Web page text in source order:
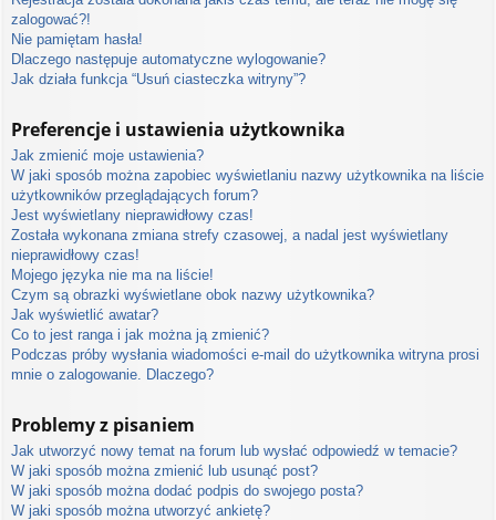
zalogować?!
Nie pamiętam hasła!
Dlaczego następuje automatyczne wylogowanie?
Jak działa funkcja “Usuń ciasteczka witryny”?
Preferencje i ustawienia użytkownika
Jak zmienić moje ustawienia?
W jaki sposób można zapobiec wyświetlaniu nazwy użytkownika na liście
użytkowników przeglądających forum?
Jest wyświetlany nieprawidłowy czas!
Została wykonana zmiana strefy czasowej, a nadal jest wyświetlany
nieprawidłowy czas!
Mojego języka nie ma na liście!
Czym są obrazki wyświetlane obok nazwy użytkownika?
Jak wyświetlić awatar?
Co to jest ranga i jak można ją zmienić?
Podczas próby wysłania wiadomości e-mail do użytkownika witryna prosi
mnie o zalogowanie. Dlaczego?
Problemy z pisaniem
Jak utworzyć nowy temat na forum lub wysłać odpowiedź w temacie?
W jaki sposób można zmienić lub usunąć post?
W jaki sposób można dodać podpis do swojego posta?
W jaki sposób można utworzyć ankietę?